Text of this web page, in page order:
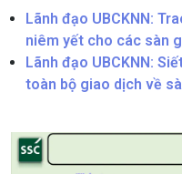
Lãnh đạo UBCKNN:
niêm yết cho các sàn
Lãnh đạo UBCKNN:
toàn bộ giao dịch về